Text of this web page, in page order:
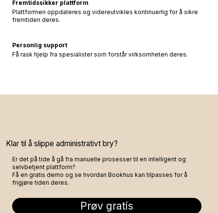
Fremtidssikker plattform
Plattformen oppdateres og videreutvikles kontinuerlig for å sikre
fremtiden deres.
Personlig support
Få rask hjelp fra spesialister som forstår virksomheten deres.
Klar til å slippe administrativt bry?
Er det på tide å gå fra manuelle prosesser til en intelligent og
selvbetjent plattform?
Få en gratis demo og se hvordan Bookhus kan tilpasses for å
frigjøre tiden deres.
Prøv gratis